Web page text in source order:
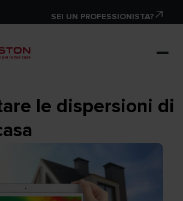
SEI UN PROFESSIONISTA?
le dispersioni di